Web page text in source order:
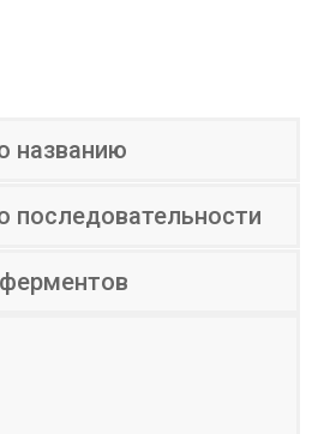
названию
последовательности